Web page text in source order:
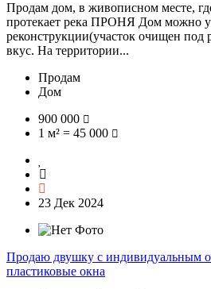
Продам дом, в живописном месте,
протекает река ПРОНЯ Дом можно
реконструкции(участок очищен под
вкус. На территории...
Продам
Дом
900 000
1 м² = 45 000
23 Дек 2024
Продаю двушку с индивидуальным
пластиковые окна